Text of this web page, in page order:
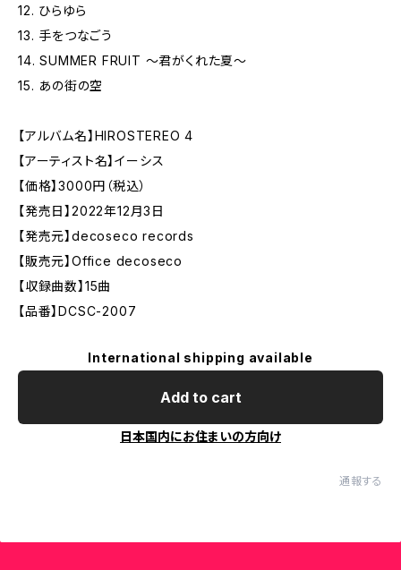
12. ひらゆら
13. 手をつなごう
14. SUMMER FRUIT ～君がくれた夏～
15. あの街の空
【アルバム名】HIROSTEREO 4
【アーティスト名】イーシス
【価格】3000円（税込）
【発売日】2022年12月3日
【発売元】decoseco records
【販売元】Office decoseco
【収録曲数】15曲
【品番】DCSC-2007
International shipping available
Add to cart
日本国内にお住まいの方向け
通報する